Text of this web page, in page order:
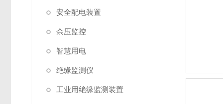
安全配电装置
余压监控
智慧用电
绝缘监测仪
工业用绝缘监测装置